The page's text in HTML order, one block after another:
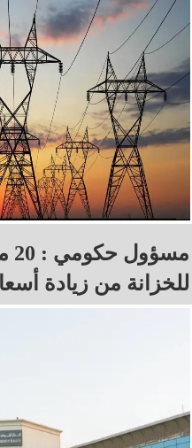
للخزانة من زيادة